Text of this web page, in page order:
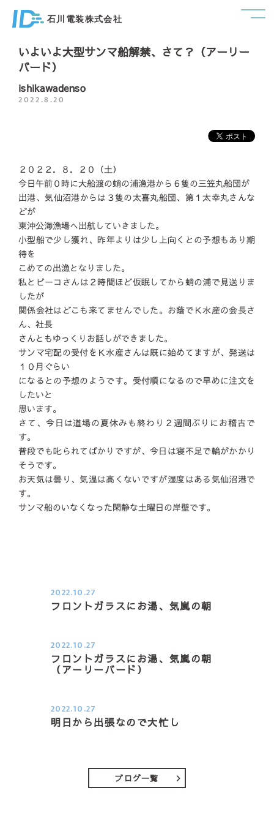
石川電装株式会社
いよいよ大型サンマ船解禁、さて？（アーリー
バード）
ishikawadenso
2022.8.20
２０２２．８．２０（土）
今日午前０時に大船渡の蛸の浦漁港から６隻の三笠丸船団が
出港、気仙沼港からは３隻の太喜丸船団、第１太幸丸さんな
どが
東沖公海漁場へ出航していきました。
小型船で少し獲れ、昨年よりは少し上向くとの予想もあり期
待を
こめての出漁となりました。
私とビーコさんは２時間ほど仮眠してから蛸の浦で見送りま
したが
関係会社はどこも来てませんでした。お蔭でＫ水産の会長さ
ん、社長
さんともゆっくりお話しができました。
サンマ宅配の受付をＫ水産さんは既に始めてますが、発送は
１０月ぐらい
になるとの予想のようです。受付順になるので早めに注文を
したいと
思います。
さて、今日は道場の夏休みも終わり２週間ぶりにお稽古で
す。
普段でも叱られてばかりですが、今日は寝不足で輪がかかり
そうです。
お天気は曇り、気温は高くないですが湿度はある気仙沼港で
す。
サンマ船のいなくなった閑静な土曜日の岸壁です。
フロントガラスにお湯、気嵐の朝
2022.10.27
フロントガラスにお湯、気嵐の朝
（アーリーバード）
2022.10.27
明日から出張なので大忙し
2022.10.27
ブログ一覧